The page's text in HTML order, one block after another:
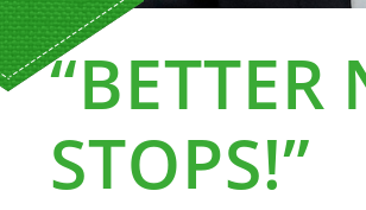
“BETTER
STOPS!”